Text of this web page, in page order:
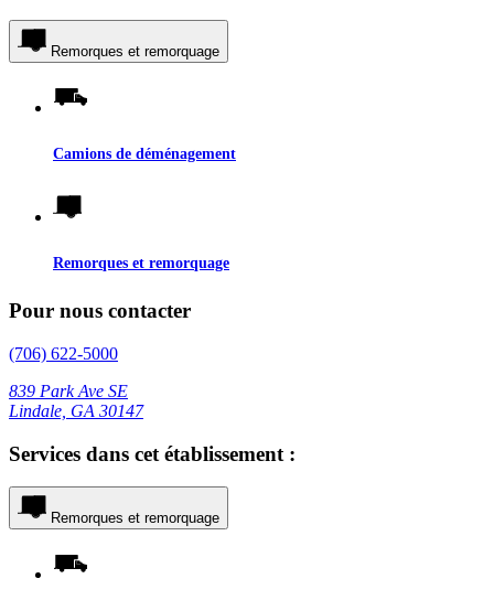
Remorques et remorquage
Camions de déménagement
Remorques et remorquage
Pour nous contacter
(706) 622-5000
839 Park Ave SE
Lindale, GA 30147
Services dans cet établissement :
Remorques et remorquage